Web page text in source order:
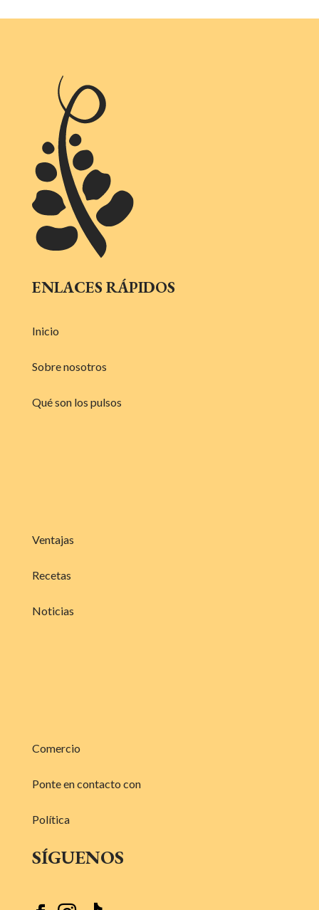
ENLACES RÁPIDOS
Inicio
Sobre nosotros
Qué son los pulsos
Ventajas
Recetas
Noticias
Comercio
Ponte en contacto con
Política
SÍGUENOS